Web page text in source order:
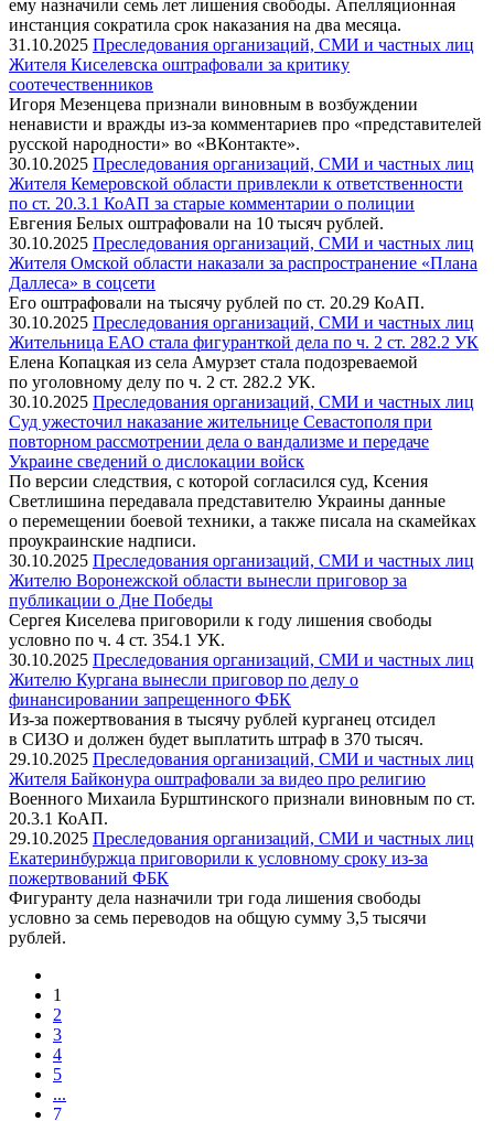
ему назначили семь лет лишения свободы. Апелляционная
инстанция сократила срок наказания на два месяца.
31.10.2025 Преследования организаций, СМИ и частных лиц
Жителя Киселевска оштрафовали за критику
соотечественников
Игоря Мезенцева признали виновным в возбуждении
ненависти и вражды из-за комментариев про «представителей
русской народности» во «ВКонтакте».
30.10.2025 Преследования организаций, СМИ и частных лиц
Жителя Кемеровской области привлекли к ответственности
по ст. 20.3.1 КоАП за старые комментарии о полиции
Евгения Белых оштрафовали на 10 тысяч рублей.
30.10.2025 Преследования организаций, СМИ и частных лиц
Жителя Омской области наказали за распространение «Плана
Даллеса» в соцсети
Его оштрафовали на тысячу рублей по ст. 20.29 КоАП.
30.10.2025 Преследования организаций, СМИ и частных лиц
Жительница ЕАО стала фигуранткой дела по ч. 2 ст. 282.2 УК
Елена Копацкая из села Амурзет стала подозреваемой
по уголовному делу по ч. 2 ст. 282.2 УК.
30.10.2025 Преследования организаций, СМИ и частных лиц
Суд ужесточил наказание жительнице Севастополя при
повторном рассмотрении дела о вандализме и передаче
Украине сведений о дислокации войск
По версии следствия, с которой согласился суд, Ксения
Светлишина передавала представителю Украины данные
о перемещении боевой техники, а также писала на скамейках
проукраинские надписи.
30.10.2025 Преследования организаций, СМИ и частных лиц
Жителю Воронежской области вынесли приговор за
публикации о Дне Победы
Сергея Киселева приговорили к году лишения свободы
условно по ч. 4 ст. 354.1 УК.
30.10.2025 Преследования организаций, СМИ и частных лиц
Жителю Кургана вынесли приговор по делу о
финансировании запрещенного ФБК
Из-за пожертвования в тысячу рублей курганец отсидел
в СИЗО и должен будет выплатить штраф в 370 тысяч.
29.10.2025 Преследования организаций, СМИ и частных лиц
Жителя Байконура оштрафовали за видео про религию
Военного Михаила Бурштинского признали виновным по ст.
20.3.1 КоАП.
29.10.2025 Преследования организаций, СМИ и частных лиц
Екатеринбуржца приговорили к условному сроку из-за
пожертвований ФБК
Фигуранту дела назначили три года лишения свободы
условно за семь переводов на общую сумму 3,5 тысячи
рублей.
1
2
3
4
5
...
7